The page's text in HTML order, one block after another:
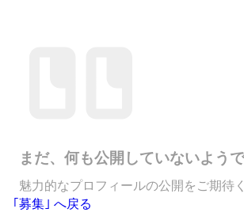
まだ、何も公開していないよう
魅力的なプロフィールの公開をご期待
｢募集｣ へ戻る